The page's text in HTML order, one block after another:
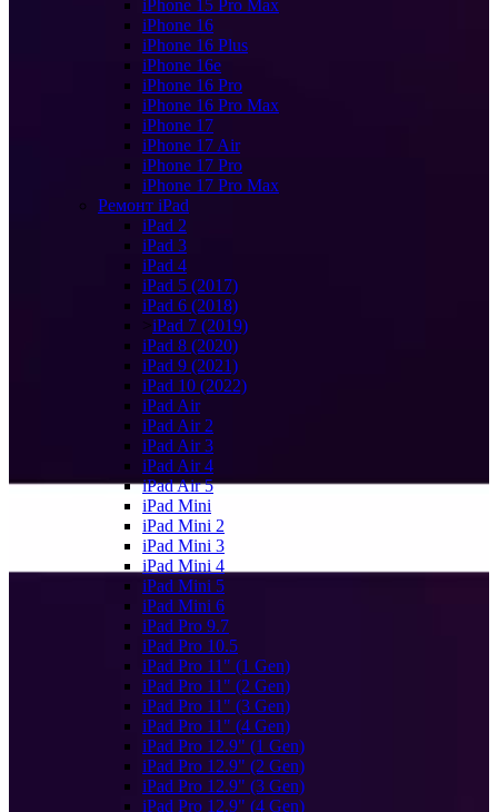
iPhone 15 Pro Max
iPhone 16
iPhone 16 Plus
iPhone 16e
iPhone 16 Pro
iPhone 16 Pro Max
iPhone 17
iPhone 17 Air
iPhone 17 Pro
iPhone 17 Pro Max
Ремонт iPad
iPad 2
iPad 3
iPad 4
iPad 5 (2017)
iPad 6 (2018)
>iPad 7 (2019)
iPad 8 (2020)
iPad 9 (2021)
iPad 10 (2022)
iPad Air
iPad Air 2
iPad Air 3
iPad Air 4
iPad Air 5
iPad Mini
iPad Mini 2
iPad Mini 3
iPad Mini 4
iPad Mini 5
iPad Mini 6
iPad Pro 9.7
iPad Pro 10.5
iPad Pro 11" (1 Gen)
iPad Pro 11" (2 Gen)
iPad Pro 11" (3 Gen)
iPad Pro 11" (4 Gen)
iPad Pro 12.9" (1 Gen)
iPad Pro 12.9" (2 Gen)
iPad Pro 12.9" (3 Gen)
iPad Pro 12.9" (4 Gen)